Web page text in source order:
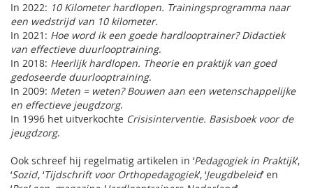
In 2022: 10 Kilometer hardlopen. Trainingsprogramma naar
een wedstrijd van 10 kilometer.
In 2021: Hoe word ik een goede hardlooptrainer? Didactiek
van effectieve duurlooptraining.
In 2018: Heerlijk hardlopen. Theorie en praktijk van goed
gedoseerde duurlooptraining.
In 2009: Meten = weten? Bouwen aan een wetenschappelijke
en effectieve jeugdzorg.
In 1996 het uitverkochte Crisisinterventie. Basisboek voor de
jeugdzorg.
Ook schreef hij regelmatig artikelen in ‘Pedagogiek in Praktijk’,
‘Sozio’, ‘Tijdschrift voor Orthopedagogiek’, ‘Jeugdbeleid’ en